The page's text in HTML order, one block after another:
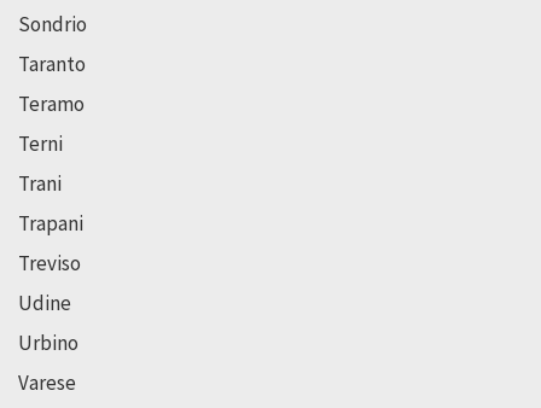
Sondrio
Taranto
Teramo
Terni
Trani
Trapani
Treviso
Udine
Urbino
Varese